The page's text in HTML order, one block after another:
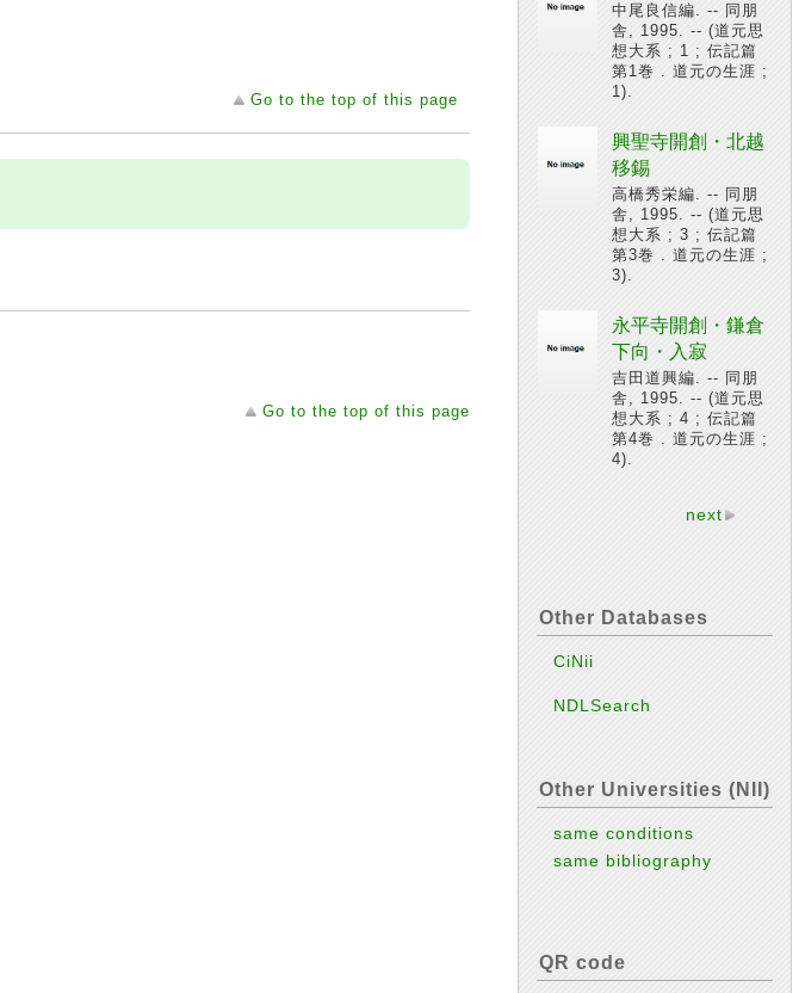
Go to the top of this page
Go to the top of this page
中尾良信編. -- 同朋
舎, 1995. -- (道元思
想大系 ; 1 ; 伝記篇
第1巻 . 道元の生涯 ;
1).
興聖寺開創・北越
移錫
高橋秀栄編. -- 同朋
舎, 1995. -- (道元思
想大系 ; 3 ; 伝記篇
第3巻 . 道元の生涯 ;
3).
永平寺開創・鎌倉
下向・入寂
吉田道興編. -- 同朋
舎, 1995. -- (道元思
想大系 ; 4 ; 伝記篇
第4巻 . 道元の生涯 ;
4).
next
Other Databases
CiNii
NDLSearch
Other Universities (NII)
same conditions
same bibliography
QR code